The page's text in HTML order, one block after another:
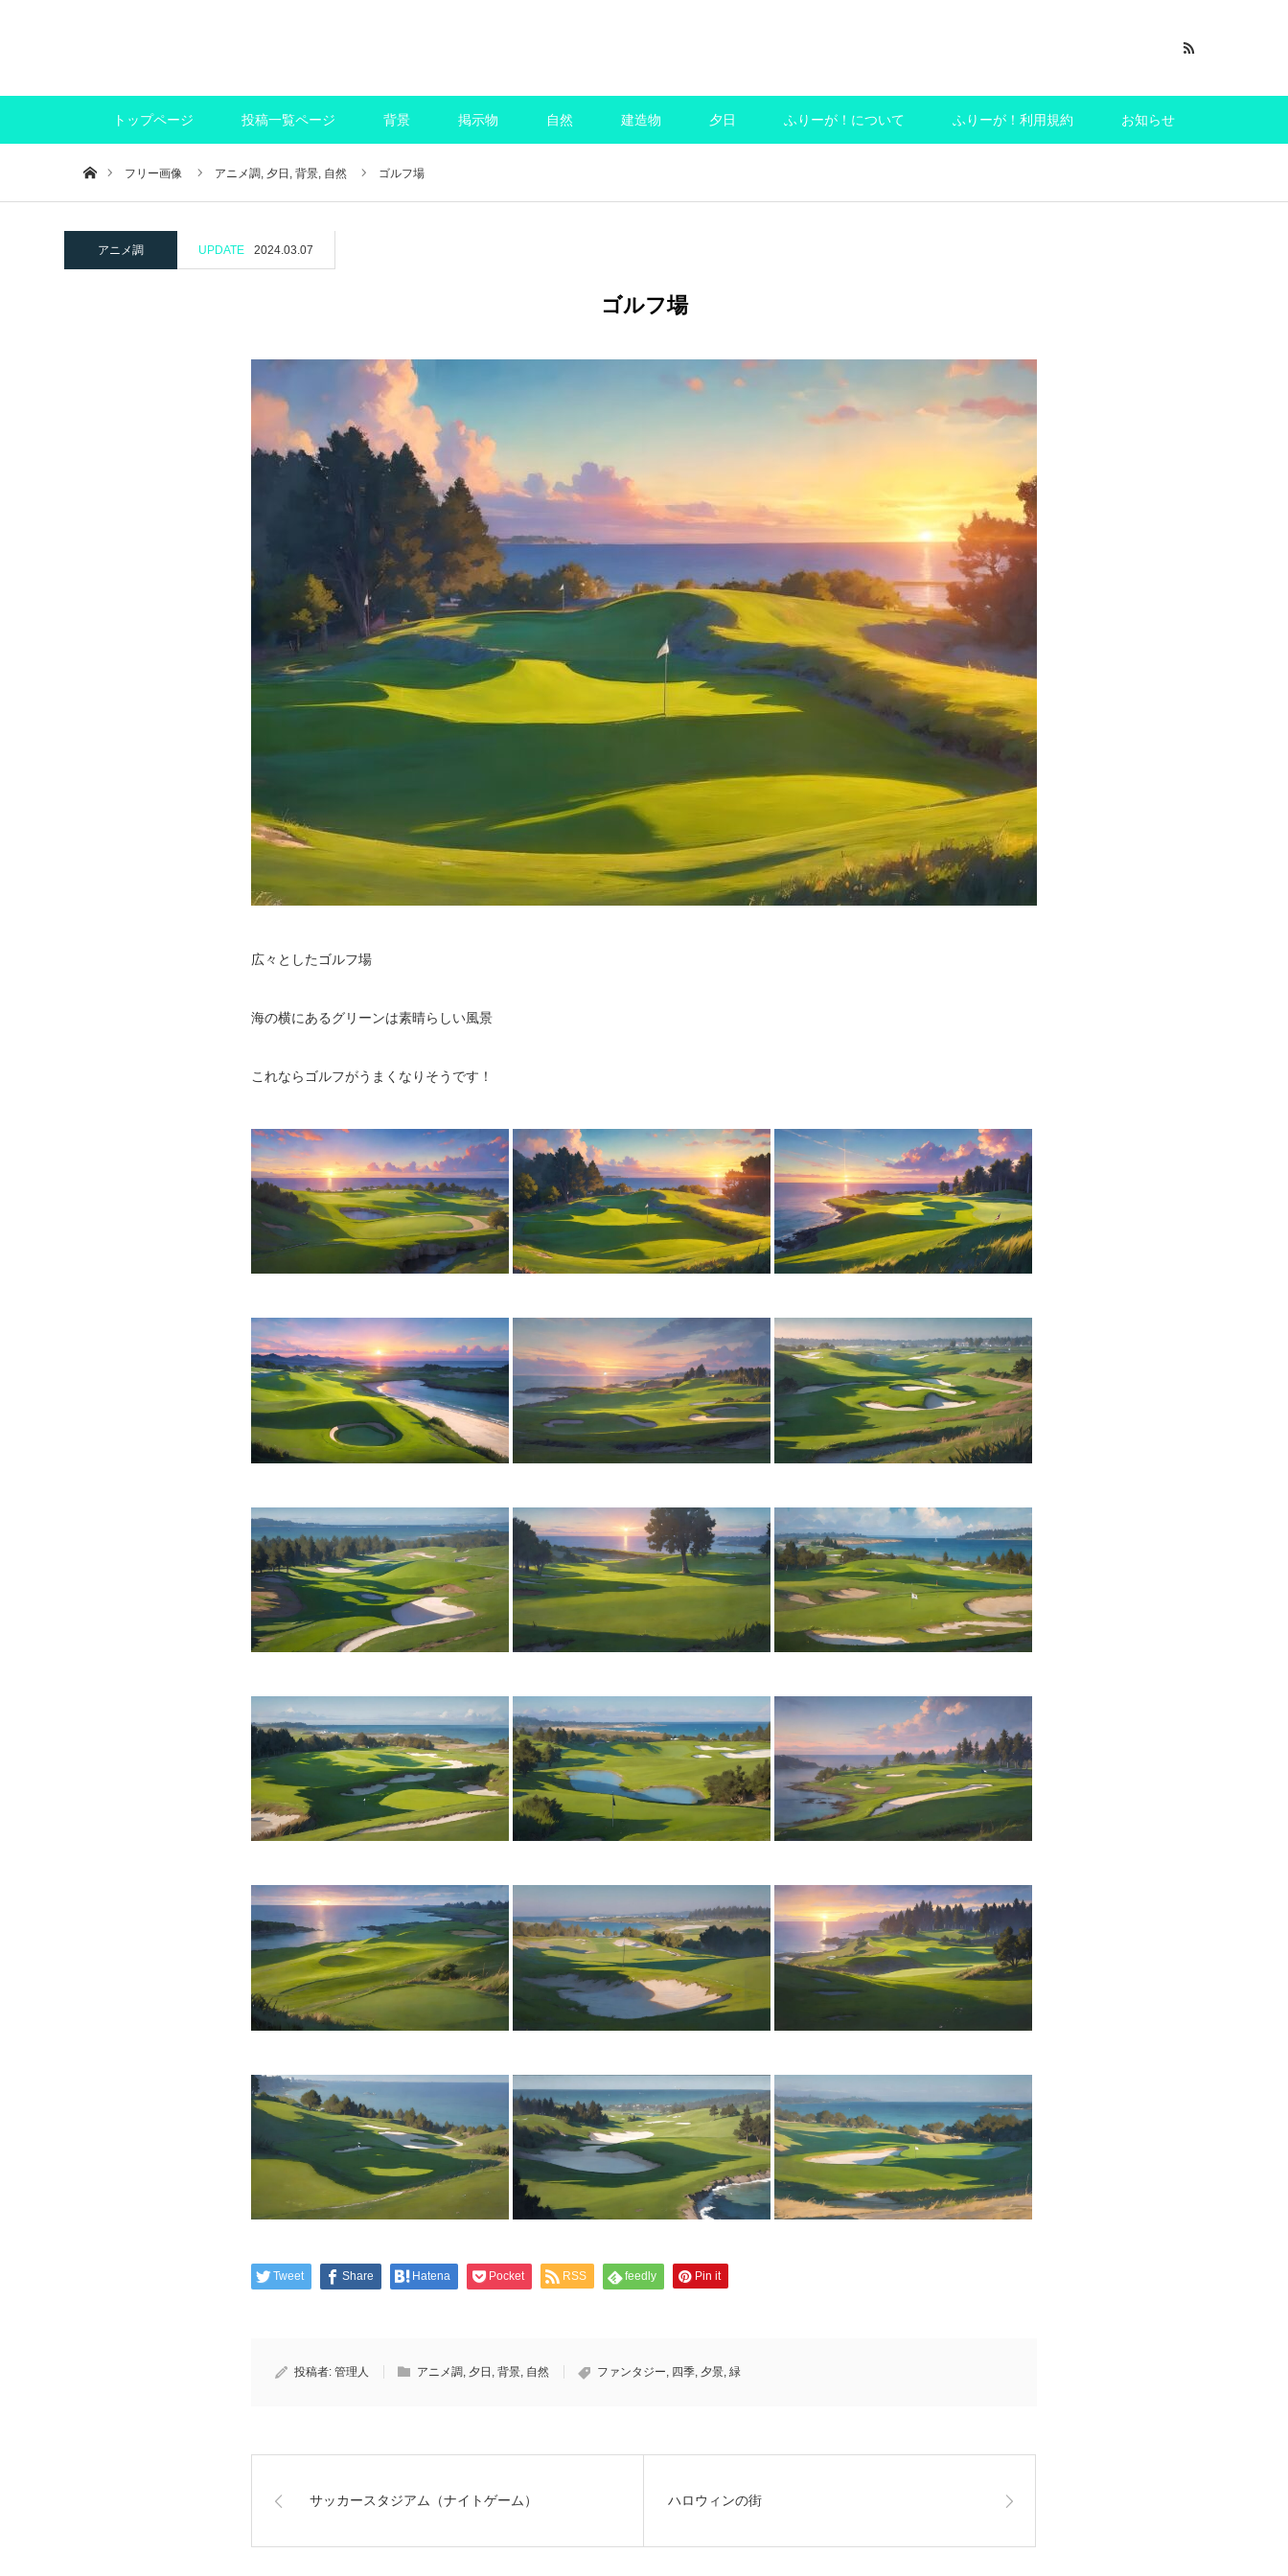
トップページ 投稿一覧ページ 背景 掲示物 自然 建造物 夕日 ふりーが！について ふりーが！利用規約 お知らせ
ホームフリー画像 アニメ調, 夕日, 背景, 自然 ゴルフ場
アニメ調 UPDATE 2024.03.07
ゴルフ場
広々としたゴルフ場
海の横にあるグリーンは素晴らしい風景
これならゴルフがうまくなりそうです！
Tweet Share Hatena Pocket RSS feedly Pin it
投稿者: 管理人 アニメ調 , 夕日 , 背景, 自然 ファンタジー, 四季, 夕景, 緑
サッカースタジアム（ナイトゲーム） ハロウィンの街